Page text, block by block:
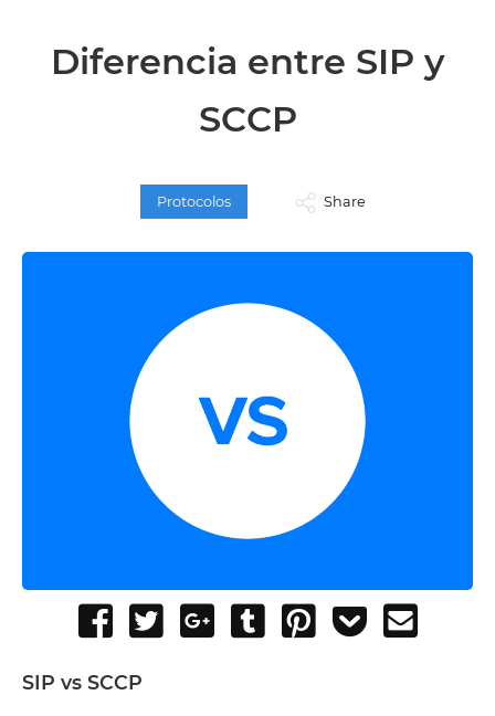
Diferencia entre SIP y
SCCP
Protocolos Share
Share
Facebook
Tweet
Share
Post
Pin
Add
SIP vs SCCP